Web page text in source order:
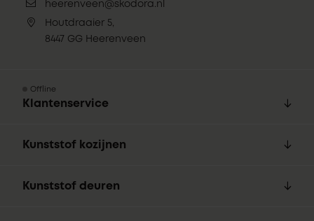
heerenveen@skodora.nl
Houtdraaier 5,
8447 GG Heerenveen
Offline
Klantenservice
Kunststof kozijnen
Kunststof deuren